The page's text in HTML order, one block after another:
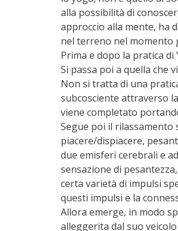
alla possibilità di
approccio alla mente, ha
nel terreno nel momento
Prima e dopo la pratica
Si passa poi a quella che
Non si tratta di una
subcosciente attraverso
viene completato
Segue poi il rilassamento
piacere/dispiacere,
due emisferi cerebrali e
sensazione di
certa varietà di impulsi
questi impulsi e la
Allora emerge, in modo
alleggerita dal suo